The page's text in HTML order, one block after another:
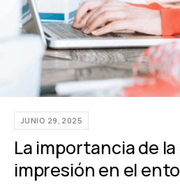
JUNIO 29, 2025
La importancia de
impresión en el